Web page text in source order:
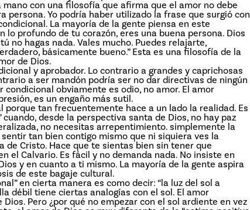
con una filosofía que afirma que el amor no debe
Yo podría haber utilizado la frase que surgió con
La mayoría de la gente piensa en este
lo profundo de tu corazón, eres una buena persona. Dios
no hagas nada. Vales mucho. Puedes relajarte,
básicamente bueno.” Esta es una filosofía de la
de Dios.
y aprobador. Lo contrario a grandes y caprichosas
a ser mandón podría ser no dar directivas de ningún
obviamente es odio, no amor. El amor
es un engaño más sutil.
tan frecuentemente hace a un lado la realidad. Es
cuando, desde la perspectiva santa de Dios, no hay paz
no necesitas arrepentimiento. simplemente la
tan bien contigo mismo que ni siquiera ves la
Cristo. Hace que te sientas bien sin tener que
el Calvario. Es fácil y no demanda nada. No insiste en
y en cuanto a ti mismo. La mayoría de la gente aspira
de este bagaje cultural.
en cierta manera es como decir: “la luz del sol a
débil tiene ciertas analogías con el sol. El amor
Pero ¿por qué no empezar con el sol ardiente en vez